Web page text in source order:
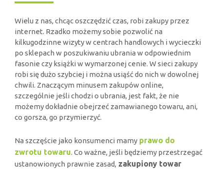
Wielu z nas, chcąc oszczędzić czas, robi zakupy przez
internet. Rzadko możemy sobie pozwolić na
kilkugodzinne wizyty w centrach handlowych i wycieczki
po sklepach w poszukiwaniu ubrania w odpowiednim
fasonie czy książki w wymarzonej cenie. W sieci zakupy
robi się dużo szybciej i można usiąść do nich w dowolnej
chwili. Znaczącym minusem zakupów online,
szczególnie jeśli chodzi o ubrania, jest fakt, że nie
możemy dokładnie obejrzeć zamawianego towaru, ani,
co gorsza, go przymierzyć.
Na szczęście jako konsumenci mamy prawo do
zwrotu towaru. Co ważne, jeśli będziemy przestrzegać
ustanowionych prawnie zasad, zakupiony towar